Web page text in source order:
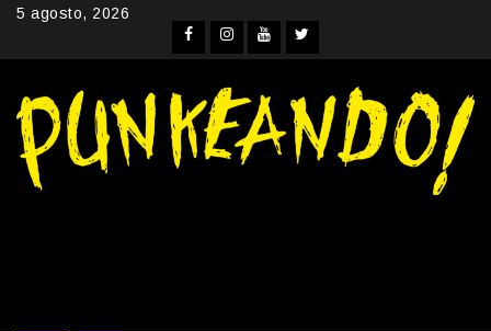
Skip5 agosto, 2026
Facebook
Instagram
YouTube
Twitter